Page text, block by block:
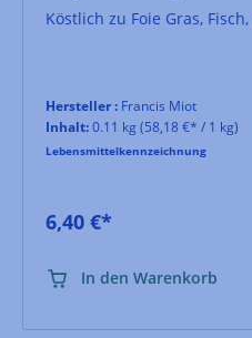
Köstlich zu Foie Gras,
Hersteller : Francis Miot
Inhalt:0.11 kg (58,18 €* / 1 kg)
Lebensmittelkennzeichnung
6,40 €*
In den Warenkorb